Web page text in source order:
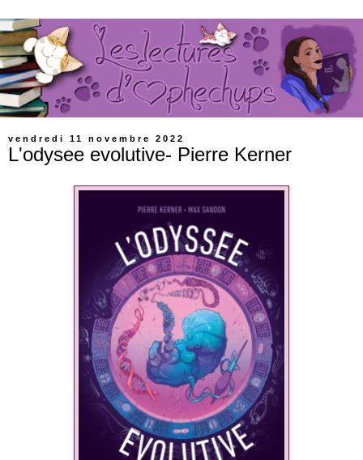
vendredi 11 novembre 2022
L'odysee evolutive- Pierre Kerner